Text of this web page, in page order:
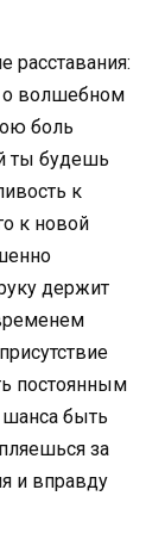
расставания:
о волшебном
боль
ты будешь
к
к новой
держит
постоянным
шанса быть
за
и вправду